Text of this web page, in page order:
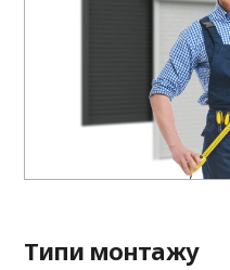
Типи монтажу